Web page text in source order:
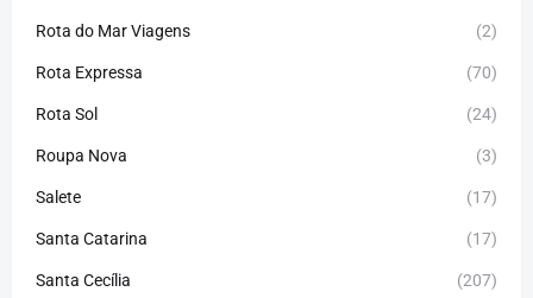
Rota do Mar Viagens (2)
Rota Expressa (70)
Rota Sol (24)
Roupa Nova (3)
Salete (17)
Santa Catarina (17)
Santa Cecília (207)